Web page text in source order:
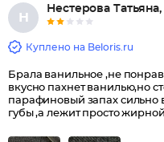
Н
Куплено на Beloris.ru
Брала ванильное ,не
вкусно пахнет ванилью,но
парафиновый запах сильно
губы ,а лежит просто